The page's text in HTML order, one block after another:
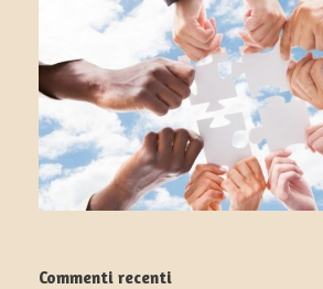
Commenti recenti